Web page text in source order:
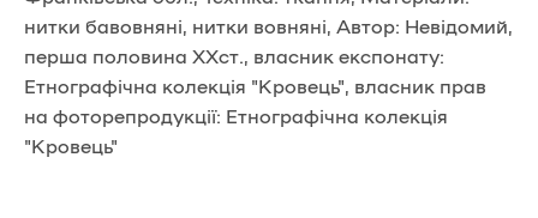
нитки бавовняні, нитки вовняні, Автор: Невідомий,
перша половина ХХст., власник експонату:
Етнографічна колекція "Кровець", власник прав
на фоторепродукції: Етнографічна колекція
"Кровець"